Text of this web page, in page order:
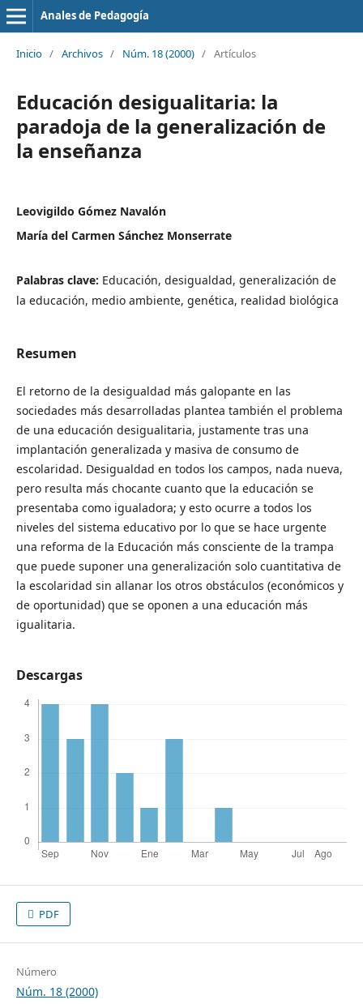
Anales de Pedagogía
Inicio / Archivos / Núm. 18 (2000) / Artículos
Educación desigualitaria: la
paradoja de la generalización de
la enseñanza
Leovigildo Gómez Navalón
María del Carmen Sánchez Monserrate
Palabras clave: Educación, desigualdad, generalización de
la educación, medio ambiente, genética, realidad biológica
Resumen
El retorno de la desigualdad más galopante en las
sociedades más desarrolladas plantea también el problema
de una educación desigualitaria, justamente tras una
implantación generalizada y masiva de consumo de
escolaridad. Desigualdad en todos los campos, nada nueva,
pero resulta más chocante cuanto que la educación se
presentaba como igualadora; y esto ocurre a todos los
niveles del sistema educativo por lo que se hace urgente
una reforma de la Educación más consciente de la trampa
que puede suponer una generalización solo cuantitativa de
la escolaridad sin allanar los otros obstáculos (económicos y
de oportunidad) que se oponen a una educación más
igualitaria.
Descargas
PDF
Número
Núm. 18 (2000)